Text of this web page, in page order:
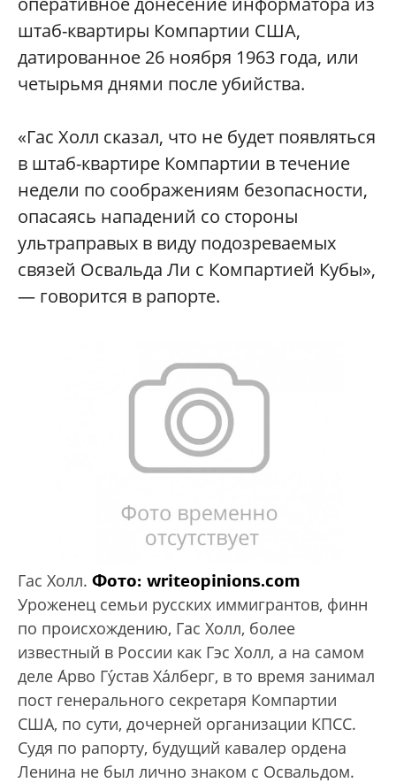
штаб-квартиры Компартии США,
датированное 26 ноября 1963 года, или
четырьмя днями после убийства.
«Гас Холл сказал, что не будет появляться
в штаб-квартире Компартии в течение
недели по соображениям безопасности,
опасаясь нападений со стороны
ультраправых в виду подозреваемых
связей Освальда Ли с Компартией Кубы»,
— говорится в рапорте.
Гас Холл. Фото: writeopinions.com
Уроженец семьи русских иммигрантов, финн
по происхождению, Гас Холл, более
известный в России как Гэс Холл, а на самом
деле А́рво Гу́став Ха́лберг, в то время занимал
пост генерального секретаря Компартии
США, по сути, дочерней организации КПСС.
Судя по рапорту, будущий кавалер ордена
Ленина не был лично знаком с Освальдом.